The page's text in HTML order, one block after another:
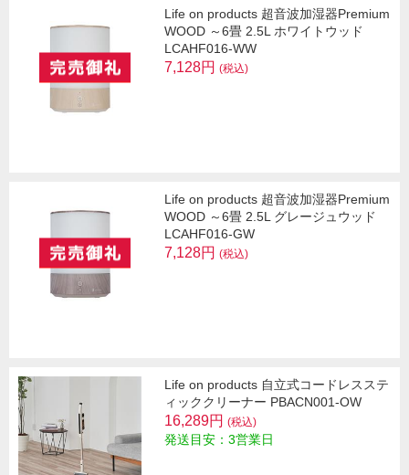
Life on products 超音波加湿器Premium
WOOD ～6畳 2.5L ホワイトウッド
LCAHF016-WW
7,128円 (税込)
Life on products 超音波加湿器Premium
WOOD ～6畳 2.5L グレージュウッド
LCAHF016-GW
7,128円 (税込)
Life on products 自立式コードレスステ
ィッククリーナー PBACN001-OW
16,289円 (税込)
発送目安：3営業日